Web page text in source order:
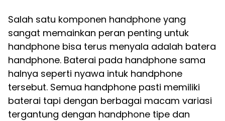
Salah satu komponen handphone yang
sangat memainkan peran penting untuk
handphone bisa terus menyala adalah batera
handphone. Baterai pada handphone sama
halnya seperti nyawa intuk handphone
tersebut. Semua handphone pasti memiliki
baterai tapi dengan berbagai macam variasi
tergantung dengan handphone tipe dan